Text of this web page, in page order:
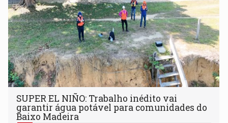
SUPER EL NIÑO: Trabalho inédito vai
garantir água potável para comunidades do
Baixo Madeira